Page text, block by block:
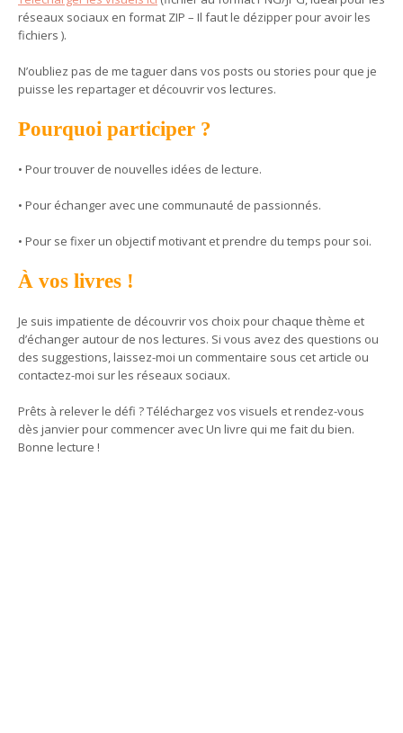
réseaux sociaux en format ZIP – Il faut le dézipper pour avoir les
fichiers ).
N’oubliez pas de me taguer dans vos posts ou stories pour que je
puisse les repartager et découvrir vos lectures.
Pourquoi participer ?
• Pour trouver de nouvelles idées de lecture.
• Pour échanger avec une communauté de passionnés.
• Pour se fixer un objectif motivant et prendre du temps pour soi.
À vos livres !
Je suis impatiente de découvrir vos choix pour chaque thème et
d’échanger autour de nos lectures. Si vous avez des questions ou
des suggestions, laissez-moi un commentaire sous cet article ou
contactez-moi sur les réseaux sociaux.
Prêts à relever le défi ? Téléchargez vos visuels et rendez-vous
dès janvier pour commencer avecUn livre qui me fait du bien.
Bonne lecture !